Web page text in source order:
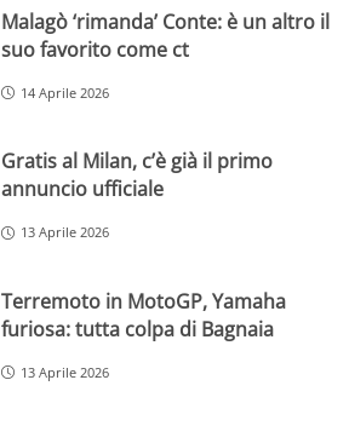
Malagò ‘rimanda’ Conte: è un altro il
suo favorito come ct
14 Aprile 2026
Gratis al Milan, c’è già il primo
annuncio ufficiale
13 Aprile 2026
Terremoto in MotoGP, Yamaha
furiosa: tutta colpa di Bagnaia
13 Aprile 2026